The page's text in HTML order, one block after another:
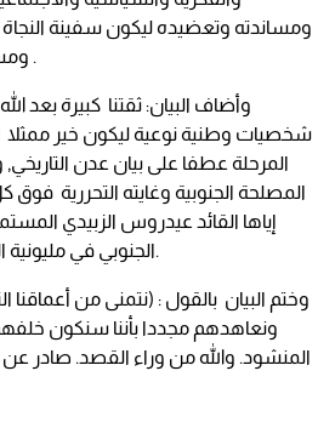
ومساندته وتعضيده ليكون سفينة النجاة
ومستقبل وطننا الجنوبي المنتظر .
شخصيات وطنية نوعية ليكون خير ممثلا
المرحلة عطفا على بيان عدن
المصلحة الجنوبية وغايته التحررية فوق
إياها القائد عيدروس الزبيدي
الجنوبي في مليونية النصر العظيم يوم 4مايو الجاري.
ونعاهدهم مجددا بأننا سنكون
المنشود. والله من وراء القصد. صادر عن